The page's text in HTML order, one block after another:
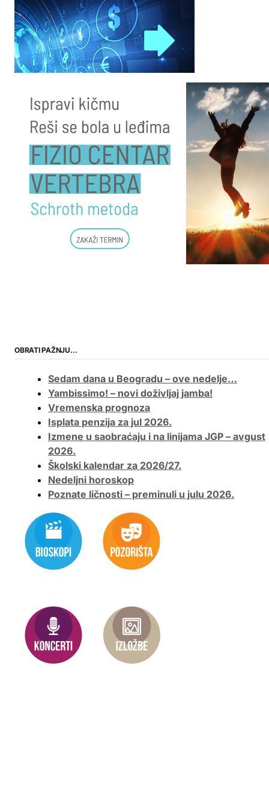
OBRATI PAŽNJU…
Sedam dana u Beogradu – ove nedelje…
Yambissimo! – novi doživljaj jamba!
Vremenska prognoza
Isplata penzija za jul 2026.
Izmene u saobraćaju i na linijama JGP – avgust
2026.
Školski kalendar za 2026/27.
Nedeljni horoskop
Poznate ličnosti – preminuli u julu 2026.